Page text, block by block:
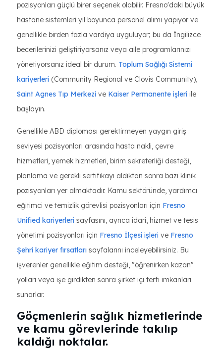
pozisyonları güçlü birer seçenek olabilir. Fresno'daki büyük
hastane sistemleri yıl boyunca personel alımı yapıyor ve
genellikle birden fazla vardiya uyguluyor; bu da İngilizce
becerilerinizi geliştiriyorsanız veya aile programlarınızı
yönetiyorsanız ideal bir durum. Toplum Sağlığı Sistemi
kariyerleri (Community Regional ve Clovis Community),
Saint Agnes Tıp Merkezi ve Kaiser Permanente işleri ile
başlayın.
Genellikle ABD diploması gerektirmeyen yaygın giriş
seviyesi pozisyonları arasında hasta nakli, çevre
hizmetleri, yemek hizmetleri, birim sekreterliği desteği,
planlama ve gerekli sertifikayı aldıktan sonra bazı klinik
pozisyonları yer almaktadır. Kamu sektöründe, yardımcı
eğitimci ve temizlik görevlisi pozisyonları için Fresno
Unified kariyerleri sayfasını, ayrıca idari, hizmet ve tesis
yönetimi pozisyonları için Fresno İlçesi işleri ve Fresno
Şehri kariyer fırsatları sayfalarını inceleyebilirsiniz. Bu
işverenler genellikle eğitim desteği, "öğrenirken kazan"
yolları veya işe girdikten sonra şirket içi terfi imkanları
sunarlar.
Göçmenlerin sağlık hizmetlerinde
ve kamu görevlerinde takılıp
kaldığı noktalar.